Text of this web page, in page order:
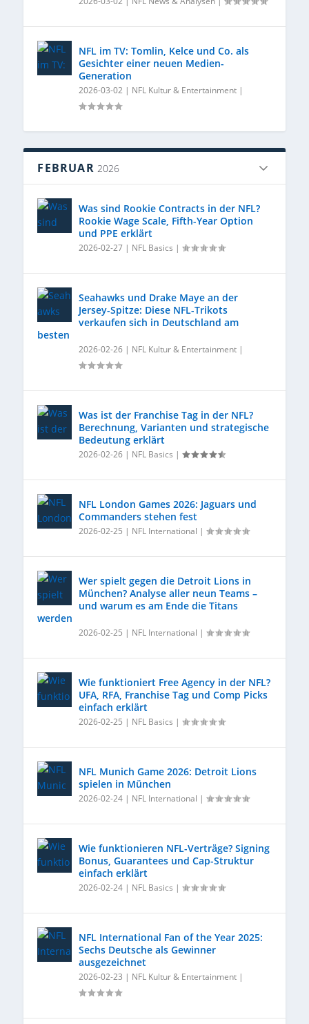
NFL im TV: Tomlin, Kelce und Co. als
Gesichter einer neuen Medien-
Generation
2026-03-02 | NFL Kultur & Entertainment |
FEBRUAR 2026
Was sind Rookie Contracts in der NFL?
Rookie Wage Scale, Fifth-Year Option
und PPE erklärt
2026-02-27 | NFL Basics |
Seahawks und Drake Maye an der
Jersey-Spitze: Diese NFL-Trikots
verkaufen sich in Deutschland am
besten
2026-02-26 | NFL Kultur & Entertainment |
Was ist der Franchise Tag in der NFL?
Berechnung, Varianten und strategische
Bedeutung erklärt
2026-02-26 | NFL Basics |
NFL London Games 2026: Jaguars und
Commanders stehen fest
2026-02-25 | NFL International |
Wer spielt gegen die Detroit Lions in
München? Analyse aller neun Teams –
und warum es am Ende die Titans
werden
2026-02-25 | NFL International |
Wie funktioniert Free Agency in der NFL?
UFA, RFA, Franchise Tag und Comp Picks
einfach erklärt
2026-02-25 | NFL Basics |
NFL Munich Game 2026: Detroit Lions
spielen in München
2026-02-24 | NFL International |
Wie funktionieren NFL-Verträge? Signing
Bonus, Guarantees und Cap-Struktur
einfach erklärt
2026-02-24 | NFL Basics |
NFL International Fan of the Year 2025:
Sechs Deutsche als Gewinner
ausgezeichnet
2026-02-23 | NFL Kultur & Entertainment |